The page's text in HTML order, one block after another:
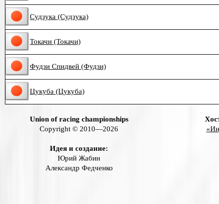
Судзука (Судзука)
Токачи (Токачи)
Фудзи Спидвей (Фудзи)
Цукуба (Цукуба)
Union of racing championships
Copyright © 2010—2026
Идея и создание:
Юрий Жабин
Александр Федченко